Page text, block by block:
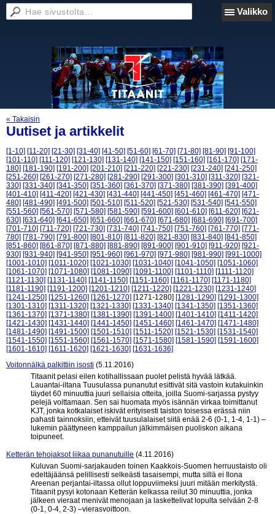
Valikko
« Takaisin
Uutiset ja artikkelit
[1-10] [11-20] [21-30] [31-40] [41-50] [51-60] [61-70] [71-80] [81-90] [91-100]
[101-110] [111-120] [121-130] [131-140] [141-150] [151-160] [161-170] [171-
180] [181-190] [191-200] [201-210] [211-220] [221-230] [231-240] [241-250]
[251-260] [261-270] [271-280] [281-290] [291-300] [301-310] [311-320] [321-
330] [331-340] [341-350] [351-360] [361-370] [371-380] [381-390] [391-400]
[401-410] [411-420] [421-430] [431-440] [441-450] [451-460] [461-470] [471-
480] [481-490] [491-500] [501-510] [511-520] [521-530] [531-540] [541-550]
[551-560] [561-570] [571-580] [581-590] [591-600] [601-610] [611-620] [621-
630] [631-640] [641-650] [651-660] [661-670] [671-680] [681-690] [691-700]
[701-710] [711-720] [721-730] [731-740] [741-750] [751-760] [761-770] [771-
780] [781-790] [791-800] [801-810] [811-820] [821-830] [831-840] [841-850]
[851-860] [861-870] [871-880] [881-890] [891-900] [901-910] [911-920] [921-
930] [931-940] [941-950] [951-960] [961-970] [971-980] [981-990] [991-1000]
[1001-1010] [1011-1020] [1021-1030] [1031-1040] [1041-1050] [1051-1060]
[1061-1070] [1071-1080] [1081-1090] [1091-1100] [1101-1110] [1111-1120]
[1121-1130] [1131-1140] [1141-1150] [1151-1160] [1161-1170] [1171-1180]
[1181-1190] [1191-1200] [1201-1210] [1211-1220] [1221-1230] [1231-1240]
[1241-1250] [1251-1260] [1261-1270] [1271-1280] [1281-1290] [1291-1300]
[1301-1310] [1311-1320] [1321-1330] [1331-1340] [1341-1350] [1351-1360]
[1361-1370] [1371-1380] [1381-1390] [1391-1400] [1401-1410] [1411-1420]
[1421-1430] [1431-1440] [1441-1450] [1451-1460] [1461-1470] [1471-1480]
[1481-1490] [1491-1500] [1501-1510] [1511-1520] [1521-1530] [1531-1540]
[1541-1550] [1551-1560] [1561-1570] [1571-1580] [1581-1590] [1591-1600]
[1601-1610] [1611-1620] [1621-1630] [1631-1636]
Voitonnälkä palkittiin isosti (5.11.2016)
Titaanit pelasi eilen kotihallissaan puolet pelistä hyvää lätkää.
Lauantai-iltana Tuusulassa punanutut esittivät sitä vastoin kutakuinkin
täydet 60 minuuttia juuri sellaisia otteita, joilla Suomi-sarjassa pystyy
pelejä voittamaan. Sen sai huomata myös isännän virkaa toimittanut
KJT, jonka kotkalaiset iskivät erityisesti taiston toisessa erässä niin
pahasti tainnoksiin, etteivät tuusulalaiset siitä enää 2-6 (0-1, 1-4, 1-1) –
lukemin päättyneen kamppailun jälkimmäisen puoliskon aikana
toipuneet.
Ketterän tehojaksot liikaa punanutuille (4.11.2016)
Kuluvan Suomi-sarjakauden toinen Kaakkois-Suomen herruustaisto oli
edeltäjäänsä pelillisesti selkeästi tasaisempi, mutta sillä ei Ilona
Areenan perjantai-iltassa ollut loppuviimeksi juuri mitään merkitystä.
Titaanit pysyi kotonaan Ketterän kelkassa reilut 30 minuuttia, jonka
jälkeen vieraat menivät menojaan ja laskettelivat lopulta selvään 2-8
(0-1, 0-4, 2-3) –vierasvoittoon.